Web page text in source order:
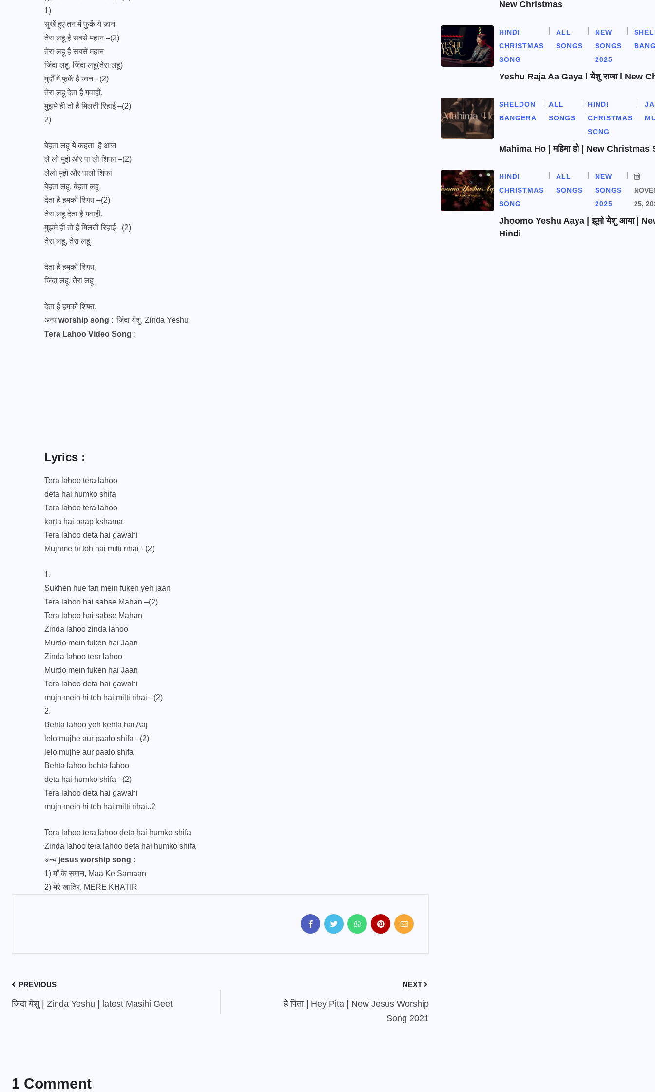
1)
सुखें हुए तन में फुकें ये जान
तेरा लहू है सबसे महान –(2)
तेरा लहू है सबसे महान
जिंदा लहू, जिंदा लहू(तेरा लहू)
मुर्दों में फुकें है जान –(2)
तेरा लहू देता है गवाही,
मुझमे ही तो है मिलती रिहाई –(2)
2)
बेहता लहू ये कहता है आज
ले लो मुझे और पा लो शिफा –(2)
लेलो मुझे और पालो शिफा
बेहता लहू, बेहता लहू
देता है हमको शिफा –(2)
तेरा लहू देता है गवाही,
मुझमे ही तो है मिलती रिहाई –(2)
तेरा लहू, तेरा लहू
देता है हमको शिफा,
जिंदा लहू, तेरा लहू
देता है हमको शिफा,
अन्य worship song : जिंदा येशु, Zinda Yeshu
Tera Lahoo Video Song :
Lyrics :
Tera lahoo tera lahoo
deta hai humko shifa
Tera lahoo tera lahoo
karta hai paap kshama
Tera lahoo deta hai gawahi
Mujhme hi toh hai milti rihai –(2)
1.
Sukhen hue tan mein fuken yeh jaan
Tera lahoo hai sabse Mahan –(2)
Tera lahoo hai sabse Mahan
Zinda lahoo zinda lahoo
Murdo mein fuken hai Jaan
Zinda lahoo tera lahoo
Murdo mein fuken hai Jaan
Tera lahoo deta hai gawahi
mujh mein hi toh hai milti rihai –(2)
2.
Behta lahoo yeh kehta hai Aaj
lelo mujhe aur paalo shifa –(2)
lelo mujhe aur paalo shifa
Behta lahoo behta lahoo
deta hai humko shifa –(2)
Tera lahoo deta hai gawahi
mujh mein hi toh hai milti rihai..2
Tera lahoo tera lahoo deta hai humko shifa
Zinda lahoo tera lahoo deta hai humko shifa
अन्य jesus worship song :
1)माँ के समान, Maa Ke Samaan
2)मेरे खातिर, MERE KHATIR
PREVIOUS
जिंदा येशु | Zinda Yeshu | latest Masihi Geet
NEXT
हे पिता | Hey Pita | New Jesus Worship
Song 2021
1 Comment
New Christmas
HINDI
CHRISTMAS
SONG
ALL
SONGS
NEW
SONGS
2025
Yeshu Raja Aa Gaya l येशु राजा l New
SHELDON
BANGERA
ALL
SONGS
HINDI
CHRISTMAS
SONG
Mahima Ho | महिमा हो | New Christmas
HINDI
CHRISTMAS
SONG
ALL
SONGS
NEW
SONGS
2025
25,
Jhoomo Yeshu Aaya | झूमो येशु आया |
Hindi